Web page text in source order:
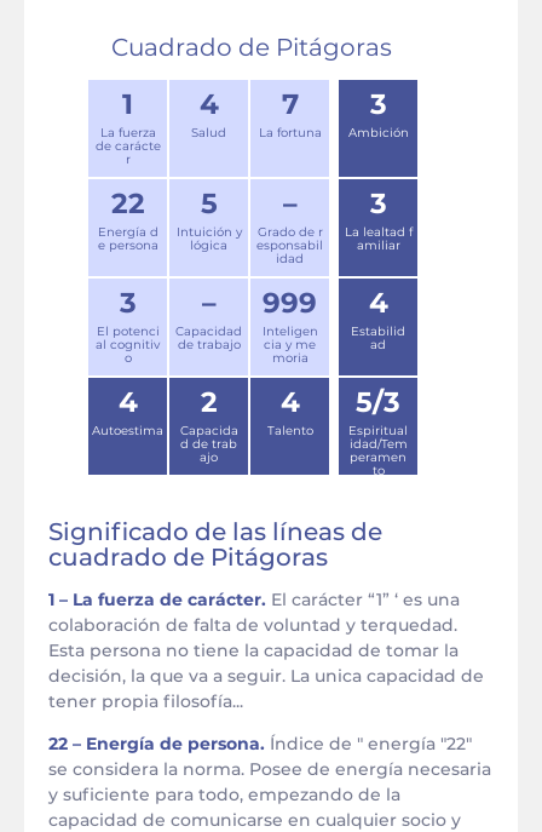
Cuadrado de Pitágoras
1
La fuerza
de carácte
r
4
Salud
7
La fortuna
22
Energía d
e persona
5
Intuición y
lógica
–
Grado de r
esponsabil
idad
3
El potenci
al cognitiv
o
–
Capacidad
de trabajo
999
Inteligen
cia y me
moria
3
Ambición
3
La lealtad f
amiliar
4
Estabilid
ad
4
Autoestima
2
Capacida
d de trab
ajo
4
Talento
5/3
Espiritual
idad/Tem
peramen
to
Significado de las líneas de
cuadrado de Pitágoras
1 – La fuerza de carácter. El carácter “1” ‘ es una
colaboración de falta de voluntad y terquedad.
Esta persona no tiene la capacidad de tomar la
decisión, la que va a seguir. La unica capacidad de
tener propia filosofía...
22 – Energía de persona. Índice de " energía "22"
se considera la norma. Posee de energía necesaria
y suficiente para todo, empezando de la
capacidad de comunicarse en cualquier socio y